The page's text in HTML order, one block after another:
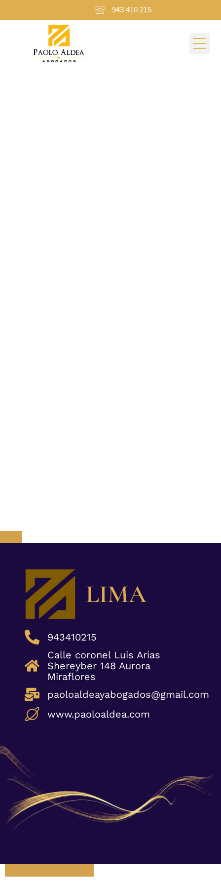
943 410 215
LIMA
943410215
Calle coronel Luis Arias
Shereyber 148 Aurora
Miraflores​
paoloaldeayabogados@gmail.com​
www.paoloaldea.com